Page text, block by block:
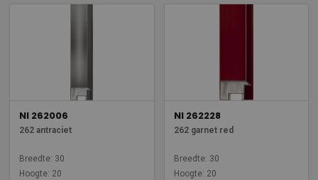
NI 262006
262 antraciet
Breedte: 30
Hoogte: 20
NI 262228
262 garnet red
Breedte: 30
Hoogte: 20